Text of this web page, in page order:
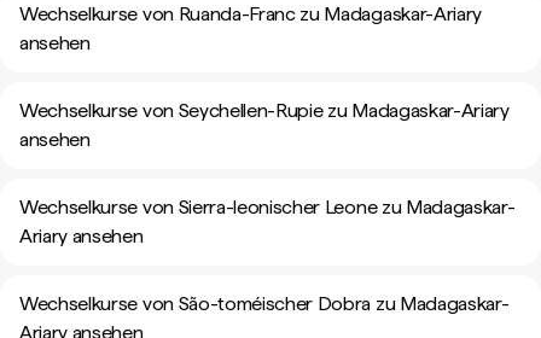
Wechselkurse von Ruanda-Franc zu Madagaskar-Ariary
ansehen
Wechselkurse von Seychellen-Rupie zu Madagaskar-Ariary
ansehen
Wechselkurse von Sierra-leonischer Leone zu Madagaskar-
Ariary ansehen
Wechselkurse von São-toméischer Dobra zu Madagaskar-
Ariary ansehen